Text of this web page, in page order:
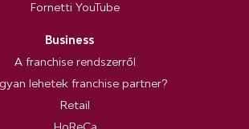
Fornetti YouTube
Business
A franchise rendszerről
lehetek franchise partner?
Retail